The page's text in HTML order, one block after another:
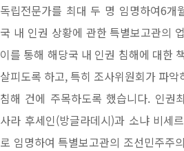
독립전문가를 최대 두 명 임명하여6개
국 내 인권 상황에 관한 특별보고관의
이를 통해 해당국 내 인권 침해에 대한
살피도록 하고, 특히 조사위원회가 파
침해 건에 주목하도록 했습니다. 인권
사라 후세인(방글라데시)과 소냐 비세
로 임명하여 특별보고관의 조선민주주